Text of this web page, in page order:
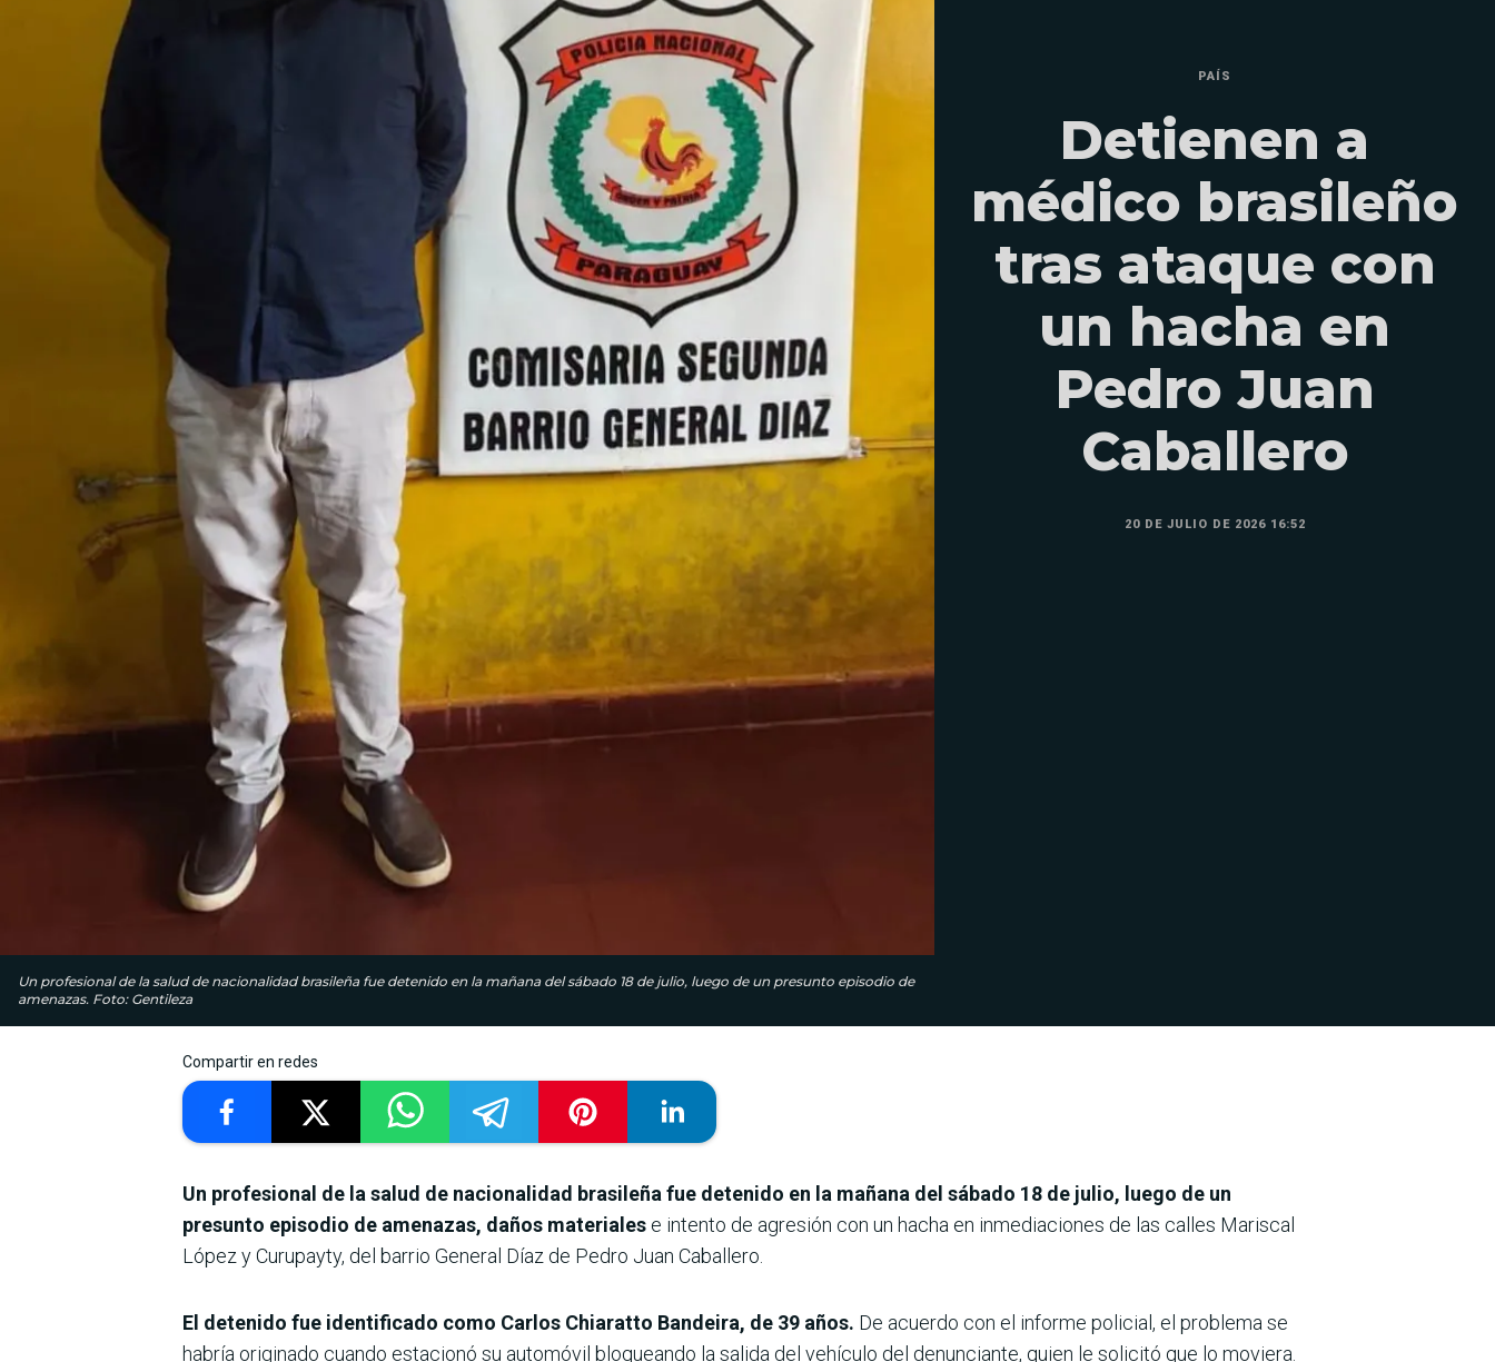
Un profesional de la salud de nacionalidad brasileña fue detenido en la mañana del sábado 18 de julio, luego de un presunto episodio de
amenazas. Foto: Gentileza
PAÍS
Detienen a
médico brasileño
tras ataque con
un hacha en
Pedro Juan
Caballero
20 DE JULIO DE 2026 16:52
Compartir en redes
Un profesional de la salud de nacionalidad brasileña fue detenido en la mañana del sábado 18 de julio, luego de un
presunto episodio de amenazas, daños materiales e intento de agresión con un hacha en inmediaciones de las calles Mariscal
López y Curupayty, del barrio General Díaz de Pedro Juan Caballero.
El detenido fue identificado como Carlos Chiaratto Bandeira, de 39 años. De acuerdo con el informe policial, el problema se
habría originado cuando estacionó su automóvil bloqueando la salida del vehículo del denunciante, quien le solicitó que lo moviera.